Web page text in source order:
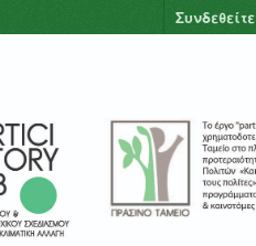
Συνδεθείτε